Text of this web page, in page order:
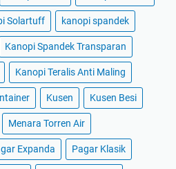
Solartuff kanopi spandek
Kanopi Spandek Transparan
Kanopi Teralis Anti Maling
Kusen Kusen Besi
Menara Torren Air
Expanda Pagar Klasik